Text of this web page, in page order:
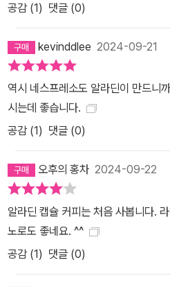
공감 (1) 댓글 (0)
kevinddlee 2024-09-21
역시 네스프레소도 알라딘이 만드니
시는데 좋습니다.
공감 (1) 댓글 (0)
오후의 홍차 2024-09-22
알라딘 캡슐 커피는 처음 사봅니다.
노로도 좋네요. ^^
공감 (1) 댓글 (0)